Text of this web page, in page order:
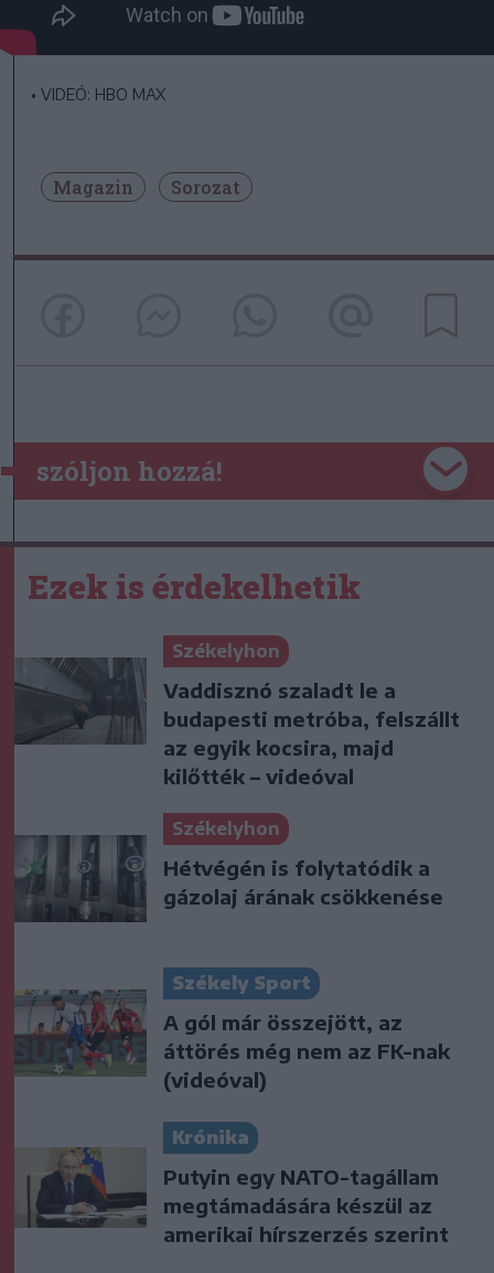
• VIDEÓ: HBO MAX
Magazin Sorozat
szóljon hozzá!
Ezek is érdekelhetik
Székelyhon
Vaddisznó szaladt le a
budapesti metróba, felszállt
az egyik kocsira, majd
kilőtték – videóval
Székelyhon
Hétvégén is folytatódik a
gázolaj árának csökkenése
Székely Sport
A gól már összejött, az
áttörés még nem az FK-nak
(videóval)
Krónika
Putyin egy NATO-tagállam
megtámadására készül az
amerikai hírszerzés szerint